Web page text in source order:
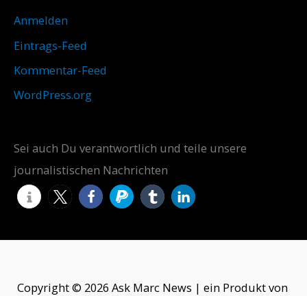
Anmelden
Eintrags-Feed
Kommentar-Feed
WordPress.org
Sei auch Du verantwortlich und teile unsere
journalistischen Nachrichten
Copyright © 2026 Ask Marc News | ein Produkt von